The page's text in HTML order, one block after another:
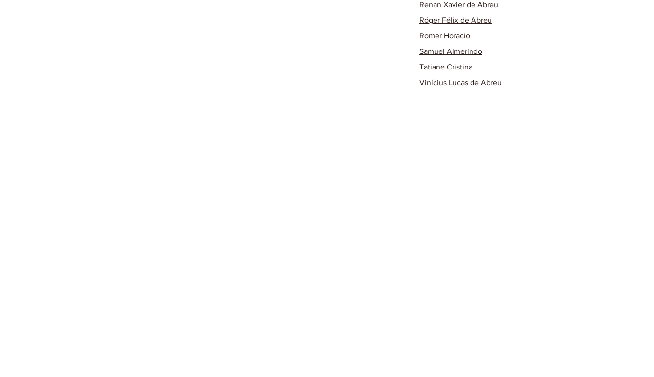
Renan Xavier de Abreu
Róger Félix de Abreu
Romer Horacio
Samuel Almerindo
Tatiane Cristina
Vinícius Lucas de Abreu